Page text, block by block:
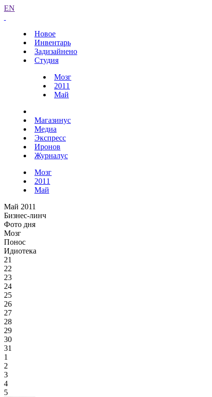
EN
Новое
Инвентарь
Задизайнено
Студия
Мозг
2011
Май
Магазинус
Медиа
Экспресс
Иронов
Журналус
Мозг
2011
Май
Май 2011
Бизнес-линч
Фото дня
Мозг
Понос
Идиотека
21
22
23
24
25
26
27
28
29
30
31
1
2
3
4
5